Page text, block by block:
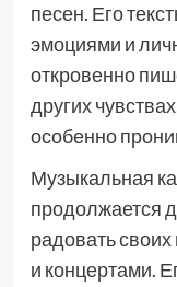
песен. Его
эмоциями и
откровенно
других
особенно
Музыкальная
продолжается
радовать
и концертами.